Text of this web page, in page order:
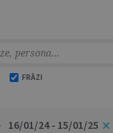
FRĀZI
16/01/24 - 15/01/25